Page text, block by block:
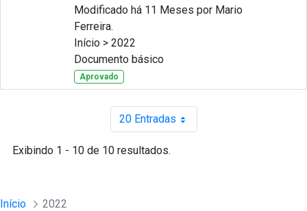
Modificado há 11 Meses por Mario
Ferreira.
Início > 2022
Documento básico
Aprovado
20 EntradasPor página
Exibindo 1 - 10 de 10 resultados.
Início 2022